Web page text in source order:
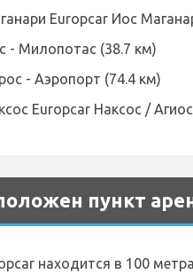
Europcar Иос
- Милопотас (38.7 км)
- Аэропорт (74.4 км)
Europcar Наксос /
пункт
находится в 100